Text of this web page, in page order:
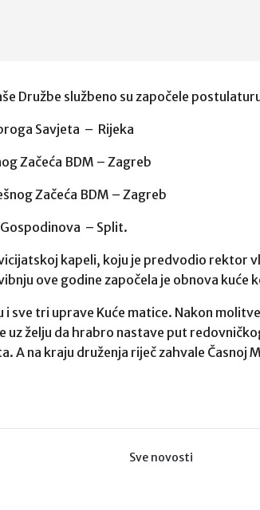
Družbe službeno su započele
Savjeta – Rijeka
Začeća BDM – Zagreb
Začeća BDM – Zagreb
– Split.
kapeli, koju je predvodio rektor
ove godine započela je obnova kuće
sve tri uprave Kuće matice. Nakon
želju da hrabro nastave put
A na kraju druženja riječ zahvale Časnoj
Sve novosti